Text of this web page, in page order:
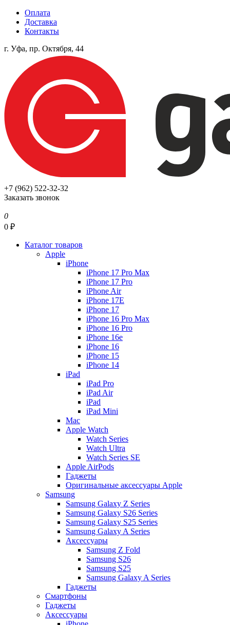
Оплата
Доставка
Контакты
г. Уфа, пр. Октября, 44
+7 (962) 522-32-32
Заказать звонок
0
0 ₽
Каталог товаров
Apple
iPhone
iPhone 17 Pro Max
iPhone 17 Pro
iPhone Air
iPhone 17E
iPhone 17
iPhone 16 Pro Max
iPhone 16 Pro
iPhone 16e
iPhone 16
iPhone 15
iPhone 14
iPad
iPad Pro
iPad Air
iPad
iPad Mini
Mac
Apple Watch
Watch Series
Watch Ultra
Watch Series SE
Apple AirPods
Гаджеты
Оригинальные аксессуары Apple
Samsung
Samsung Galaxy Z Series
Samsung Galaxy S26 Series
Samsung Galaxy S25 Series
Samsung Galaxy A Series
Аксессуары
Samsung Z Fold
Samsung S26
Samsung S25
Samsung Galaxy A Series
Гаджеты
Смартфоны
Гаджеты
Аксессуары